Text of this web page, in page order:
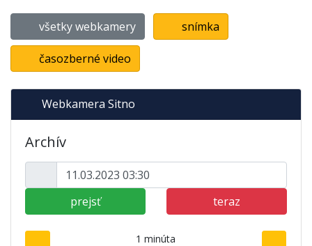
všetky webkamery snímka
časozberné video
Webkamera Sitno
Archív
prejsť teraz
1 minúta